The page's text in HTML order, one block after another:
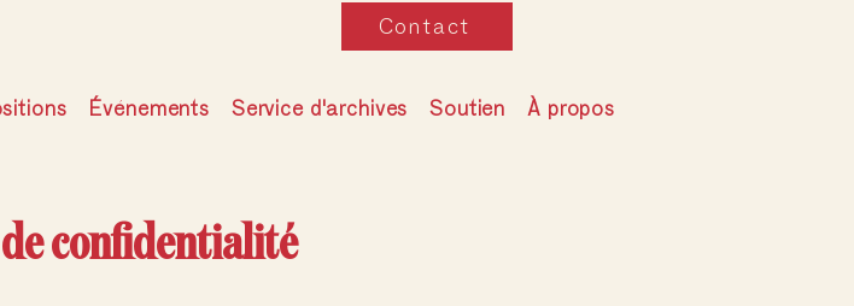
Événements Service d'archives Soutien À propos
Contact
confidentialité